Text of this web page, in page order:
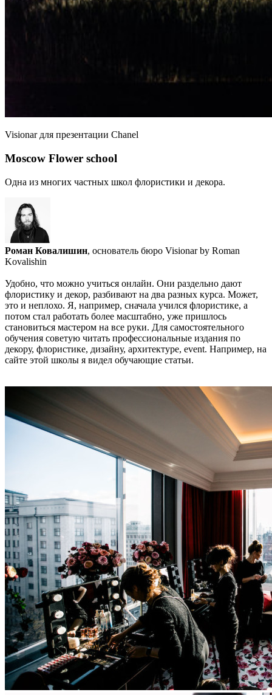
Visionar для презентации Chanel
Moscow Flower school
Одна из многих частных школ флористики и декора.
Роман Ковалишин, основатель бюро Visionar by Roman
Kovalishin
Удобно, что можно учиться онлайн. Они раздельно дают
флористику и декор, разбивают на два разных курса. Может,
это и неплохо. Я, например, сначала учился флористике, а
потом стал работать более масштабно, уже пришлось
становиться мастером на все руки. Для самостоятельного
обучения советую читать профессиональные издания по
декору, флористике, дизайну, архитектуре, event. Например, на
сайте этой школы я видел обучающие статьи.